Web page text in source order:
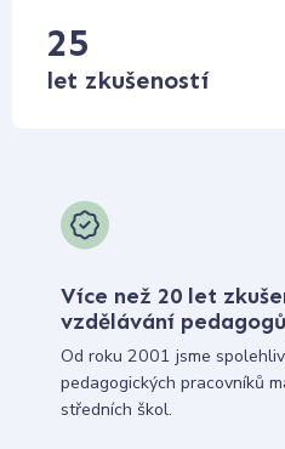
25
let zkušeností
Více než 20 let
vzdělávání pedagogů
Od roku 2001 jsme
pedagogických pracovníků
středních škol.